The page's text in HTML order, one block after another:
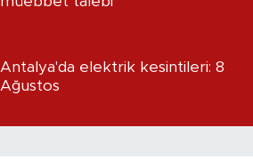
Antalya'da elektrik kesintileri: 8
Ağustos